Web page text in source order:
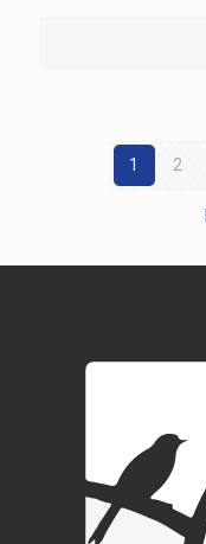
1 2